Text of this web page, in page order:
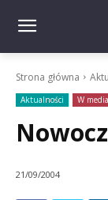
Strona główna
Aktualności W
21/09/2004